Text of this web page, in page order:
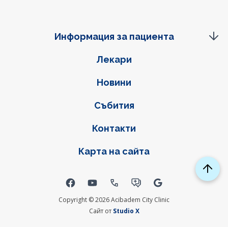
Фуутер навигация
Лекари
Новини
Събития
Контакти
Карта на сайта
Информация за пациента
Copyright © 2026 Acibadem City Clinic
Social links
Сайт от Studio X